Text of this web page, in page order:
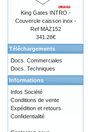
King Gates INTRO -
Couvercle caisson inox -
Ref MAZ152
341.28€
Téléchargements
Docs. Commerciales
Docs. Techniques
Informations
Infos Société
Conditions de vente
Expédition et retours
Confidentialité